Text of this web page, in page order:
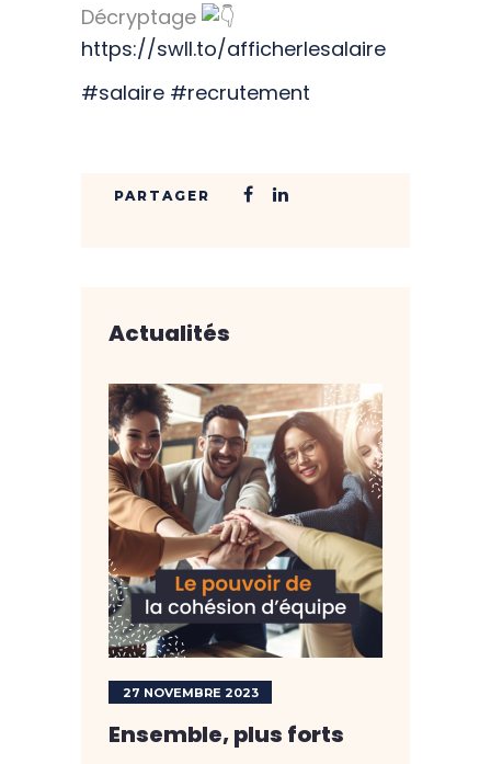
Décryptage
https://swll.to/afficherlesalaire
#salaire #recrutement
Actualités
27 NOVEMBRE 2023
Ensemble, plus forts